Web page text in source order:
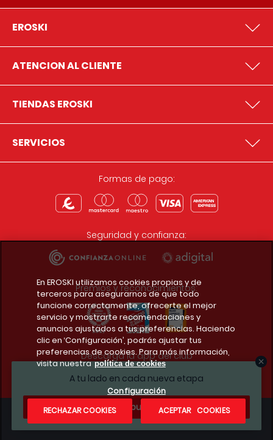
A tu lado en cada nueva etapa
¿Te apuntas?
EROSKI
ATENCION AL CLIENTE
TIENDAS EROSKI
SERVICIOS
Formas de pago:
Seguridad y confianza:
Premios y reconocimientos:
Descarga la app del club
Condiciones legales
En EROSKI utilizamos cookies propias y de
terceros para asegurarnos de que todo
funcione correctamente, ofrecerte el mejor
servicio y mostrarte recomendaciones y
anuncios ajustados a tus preferencias. Haciendo
clic en ‘Configuración’, podrás ajustar tus
preferencias de cookies. Para más información,
visita nuestra política de cookies
Configuración
RECHAZAR COOKIES
ACEPTAR COOKIES